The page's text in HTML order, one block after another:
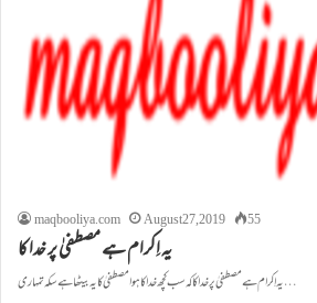
maqbooliya.com August 27, 2019 55
یہ اِکرام ہے مصطفیٰ پر خدا کا
یہ اِکرام ہے مصطفیٰ پر خدا کا کہ سب کچھ خدا کا ہوا مصطفیٰ کا یہ بیٹھا ہے سکہ تمہاری…